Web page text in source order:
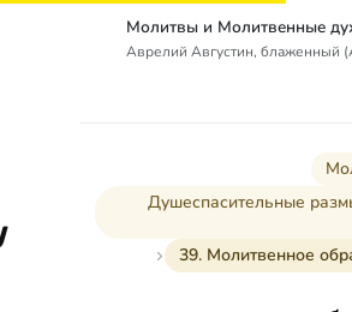
Аврелий Августин, блаженный
Душеспасительные
39. Молитвенное